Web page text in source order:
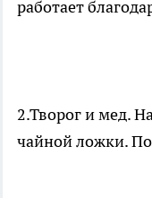
работает
2.Творог и мед.
чайной ложки.